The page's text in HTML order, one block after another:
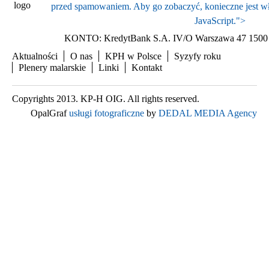
przed spamowaniem. Aby go zobaczyć, konieczne jest
JavaScript.">
KONTO: KredytBank S.A. IV/O Warszawa 47 1500
Aktualności
O nas KPH w Polsce
Syzyfy roku
Plenery malarskie
Linki Kontakt
Copyrights 2013. KP-H OIG. All rights reserved.
OpalGrafusługi fotograficzne by DEDAL MEDIA Agency